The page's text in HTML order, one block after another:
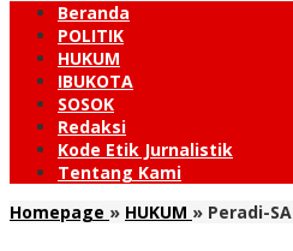
Beranda
POLITIK
HUKUM
IBUKOTA
SOSOK
Redaksi
Kode Etik Jurnalistik
Tentang Kami
Homepage » HUKUM » Peradi-